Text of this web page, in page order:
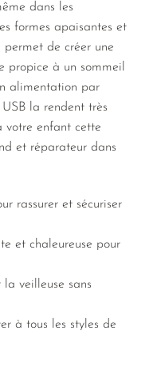
dans les
formes apaisantes et
permet de créer une
propice à un sommeil
alimentation par
la rendent très
votre enfant cette
et réparateur dans
rassurer et sécuriser
et chaleureuse pour
la veilleuse sans
à tous les styles de